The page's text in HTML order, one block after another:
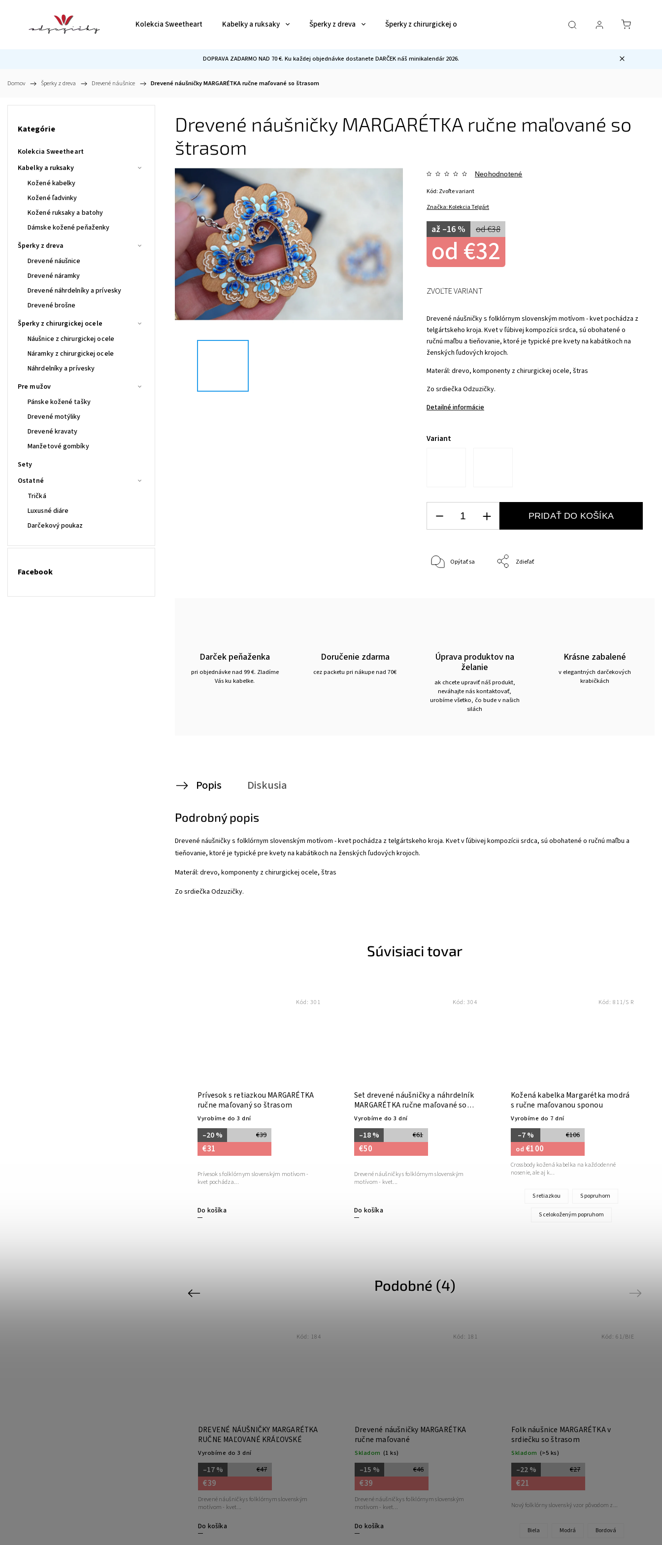
Kolekcia Sweetheart Kabelky a ruksaky Šperky z dreva Šperky z chirurgickej ocele Sety Ostatné
DOPRAVA ZADARMO NAD 70 €. Ku každej objednávke dostanete DARČEK náš minikalendár 2026.
Domov / Šperky z dreva / Drevené náušnice / Drevené náušničky MARGARÉTKA ručne maľované so štrasom
Kategórie
Kolekcia Sweetheart
Kabelky a ruksaky
Kožené kabelky
Kožené ľadvinky
Kožené ruksaky a batohy
Dámske kožené peňaženky
Šperky z dreva
Drevené náušnice
Drevené náramky
Drevené náhrdelníky a prívesky
Drevené brošne
Šperky z chirurgickej ocele
Náušnice z chirurgickej ocele
Náramky z chirurgickej ocele
Náhrdelníky a prívesky
Pre mužov
Pánske kožené tašky
Drevené motýliky
Drevené kravaty
Manžetové gombíky
Sety
Ostatné
Tričká
Luxusné diáre
Darčekový poukaz
Facebook
Drevené náušničky MARGARÉTKA ručne maľované so
štrasom
Značka:Kolekcia Telgárt
Neohodnotené
od €38
až –16 %
od €32
Kód: Zvoľte variant
Drevené náušničky s folklórnym slovenským motívom - kvet pochádza z
telgártskeho kroja. Kvet v ľúbivej kompozícii srdca, sú obohatené o
ručnú maľbu a tieňovanie, ktoré je typické pre kvety na kabátikoch na
ženských ľudových krojoch.
Materál: drevo, komponenty z chirurgickej ocele, štras
Zo srdiečka Odzuzičky.
Detailné informácie
Variant
ZVOĽTE VARIANT
PRIDAŤ DO KOŠÍKA
Opýtať sa Zdieľať
Darček peňaženka
pri objednávke nad 99 €. Zladíme
Vás ku kabelke.
Doručenie zdarma
cez packetu pri nákupe nad 70€
Úprava produktov na
želanie
ak chcete upraviť náš produkt,
neváhajte nás kontaktovať,
urobíme všetko, čo bude v našich
silách
Krásne zabalené
v elegantných darčekových
krabičkách
Popis Diskusia
Podrobný popis
Drevené náušničky s folklórnym slovenským motívom - kvet pochádza z telgártskeho kroja. Kvet v ľúbivej kompozícii srdca, sú obohatené o ručnú maľbu a
tieňovanie, ktoré je typické pre kvety na kabátikoch na ženských ľudových krojoch.
Materál: drevo, komponenty z chirurgickej ocele, štras
Zo srdiečka Odzuzičky.
Súvisiaci tovar
Prívesok s retiazkou MARGARÉTKA
ručne maľovaný so štrasom
Vyrobíme do 3 dní
€39
–20 %
€31
Do košíka
Prívesok s folklórnym slovenským motívom -
kvet pochádza...
Kód: 301
Set drevené náušničky a náhrdelník
MARGARÉTKA ručne maľované so
štrasom
Vyrobíme do 3 dní
€61
–18 %
€50
Do košíka
Drevené náušničky s folklórnym slovenským
motívom - kvet...
Kód: 304
Kožená kabelka Margarétka modrá
s ručne maľovanou sponou
Vyrobíme do 7 dní
€106
–7 %
od €100
Crossbody kožená kabelka na každodenné
nosenie, ale aj k...
S retiazkou S popruhom
S celokoženým popruhom
Kód: 811/S R
Podobné (4)
Previous
DREVENÉ NÁUŠNIČKY MARGARÉTKA
RUČNE MAĽOVANÉ KRÁĽOVSKÉ
Vyrobíme do 3 dní
€47
–17 %
€39
Do košíka
Drevené náušničky s folklórnym slovenským
motívom - kvet...
Kód: 184
Drevené náušničky MARGARÉTKA
ručne maľované
Skladom (1 ks)
€46
–15 %
€39
Do košíka
Drevené náušničky s folklórnym slovenským
motívom - kvet...
Kód: 181
Folk náušnice MARGARÉTKA v
srdiečku so štrasom
Skladom (>5 ks)
€27
–22 %
€21
Nový folklórny slovenský vzor pôvodom z...
Biela Modrá Bordová
Kód: 61/BIE
Next